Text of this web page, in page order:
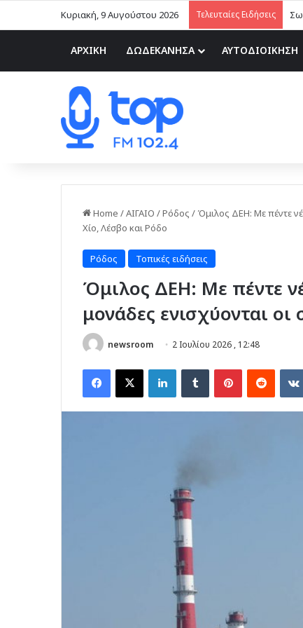
Κυριακή, 9 Αυγούστου 2026 Τελευταίες Ειδήσεις
ΑΡΧΙΚΗ ΔΩΔΕΚΑΝΗΣΑ ΑΥΤΟΔΙΟΙΚΗΣΗ
Home /ΑΙΓΑΙΟ /Ρόδος / Όμιλος ΔΕΗ: Με πέντε
Χίο, Λέσβο και Ρόδο
Ρόδος Τοπικές ειδήσεις
Όμιλος ΔΕΗ: Με πέντε
μονάδες ενισχύονται
newsroom 2 Ιουλίου 2026 , 12:48
Facebook
X LinkedInTumblr PinterestReddit